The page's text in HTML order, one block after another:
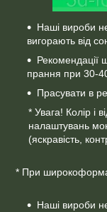
Наші вироби
вигорають від
Рекомендації
прання при 30-
Прасувати в
* Увага! Колір і
налаштувань
(яскравість,
* При
Наші вироби